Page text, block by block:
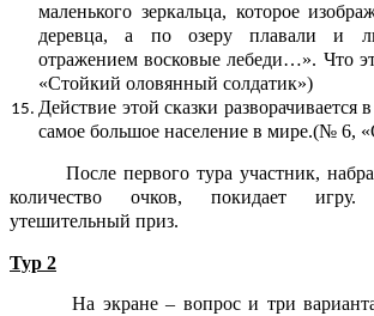
маленького зеркальца, которое
деревца, а по озеру плавали и
отражением восковые лебеди…». Что
«Стойкий оловянный солдатик»)
Действие этой сказки разворачивается
самое большое население в мире.(№ 6,
После первого тура участник,
количество очков, покидает
утешительный приз.
Тур 2
На экране – вопрос и три варианта